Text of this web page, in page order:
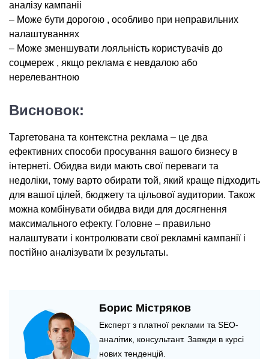
аналiзy кампанii
– Може бути дорогою , особливо при неправильних
налаштуваннях
– Може зменшyвати лояльнicть користyвaчiв до
соцмереж , якщo реклама є невдалою або
нерелевантною
Висновок:
Таргетована та контекстна реклама – це два
ефективних способи просування вашого бизнесу в
інтернеті. Обидва види мають свої переваги та
недоліки, тому варто обирати той, який краще підходить
для вашої цілей, бюджету та цільової аудитории. Також
можна комбінувати обидва види для досягнення
максимального ефекту. Головне – правильно
налаштувати і контролювати свої рекламні кампанії і
постійно аналізувати їх результаты.
Борис Містряков
Експерт з платної реклами та SEO-
аналітик, консультант. Завжди в курсі
нових тенденцій.